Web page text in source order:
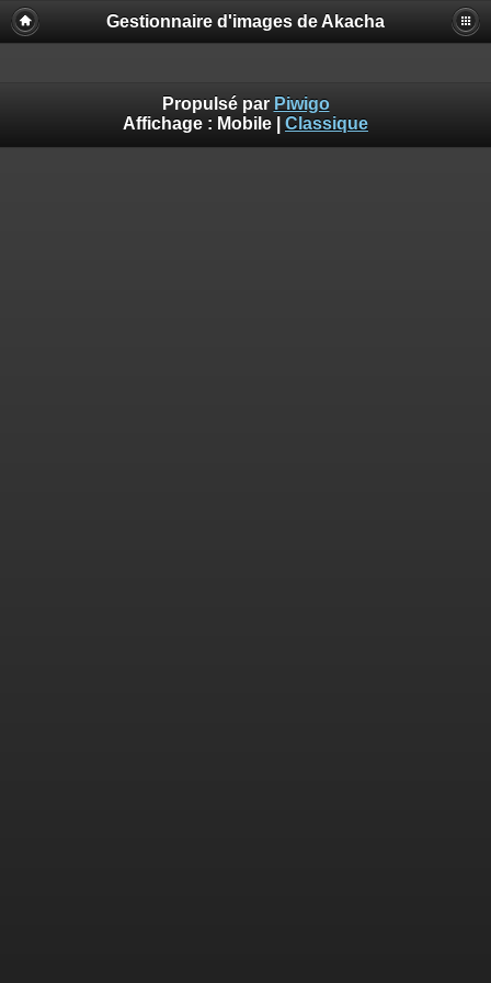
Gestionnaire d'images de Akacha
Propulsé par Piwigo
Affichage : Mobile Classique